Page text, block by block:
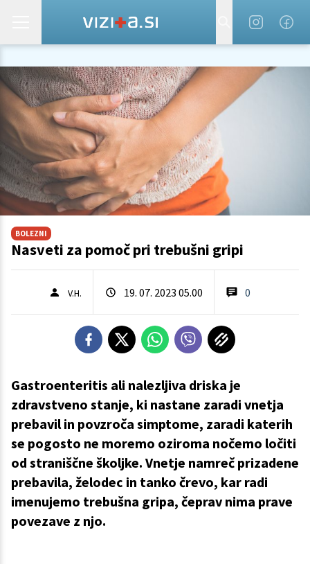
BOLEZNI
Nasveti za pomoč pri trebušni gripi
V.H. 19. 07. 2023 05.00 0
Gastroenteritis ali nalezljiva driska je
zdravstveno stanje, ki nastane zaradi vnetja
prebavil in povzroča simptome, zaradi katerih
se pogosto ne moremo oziroma nočemo ločiti
od straniščne školjke. Vnetje namreč prizadene
prebavila, želodec in tanko črevo, kar radi
imenujemo trebušna gripa, čeprav nima prave
povezave z njo.